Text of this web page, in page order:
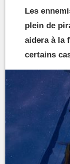
Les
plein de
aidera à la
certains